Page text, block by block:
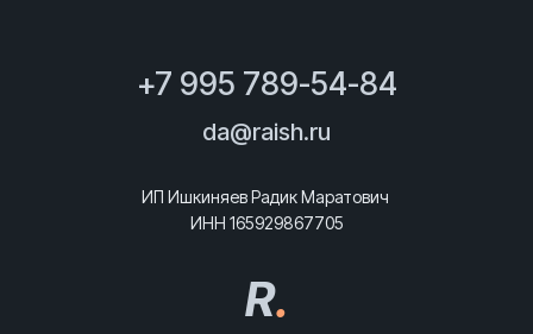
+7 995 789-54-84
da@raish.ru
ИП Ишкиняев Радик Маратович
ИНН 165929867705
R.